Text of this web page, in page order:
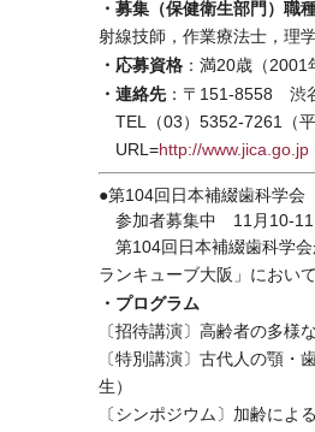
・募集（保健衛生部門）職
射線技師，作業療法士，理
・応募資格 ：満20歳（
・連絡先：〒151-8558 渋
TEL（03）5352-7261（平
URL=http://www.jica.go.jp
●第104回日本補綴歯科学会
参加者募集中 11月10-11
第104回日本補綴歯科学会
ランキューブ大阪」におい
・プログラム
〔招待講演〕高齢者の多
〔特別講演〕古代人の顎
生）
〔シンポジウム〕加齢によ